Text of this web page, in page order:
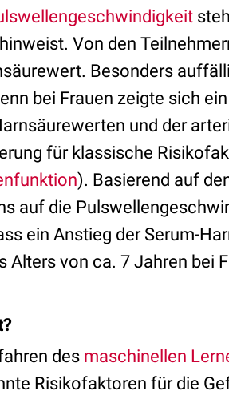
Von den
Besonders
bei Frauen zeigte sich
und der
für klassische
). Basierend auf
auf die
ein Anstieg der Serum-
von ca. 7 Jahren bei
des maschinellen
Risikofaktoren für die